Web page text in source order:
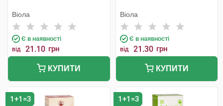
Віола
Є в наявності
від 21.10 грн
КУПИТИ
Віола
Є в наявності
від 21.30 грн
КУПИТИ
1+1=3 1+1=3